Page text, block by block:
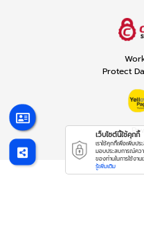
Protect
เว็บไซต์นี้ใช้คุกกี้
เราใช้คุกกี้เพื่อเพิ่มปร
มอบประสบการณ์คว
ของท่านในการใช้งาน
รู้เพิ่มเติม